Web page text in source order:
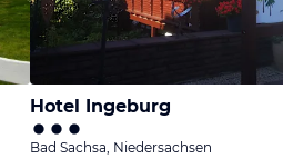
Hotel Ingeburg
Bad Sachsa, Niedersachsen